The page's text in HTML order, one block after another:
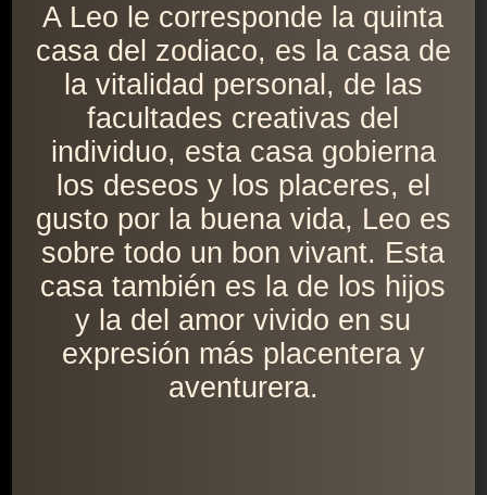
A Leo le corresponde la quinta
casa del zodiaco, es la casa de
la vitalidad personal, de las
facultades creativas del
individuo, esta casa gobierna
los deseos y los placeres, el
gusto por la buena vida, Leo es
sobre todo un bon vivant. Esta
casa también es la de los hijos
y la del amor vivido en su
expresión más placentera y
aventurera.